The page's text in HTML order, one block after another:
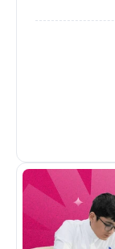
اكمل القراءة